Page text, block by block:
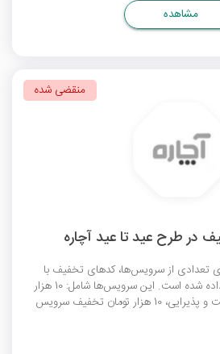
مشاهده
تعدادی از سرویس‌ها، کدهای تخفیف با
مقدار تخفیف مختلف قرار داده شده است. این سرویس‌‌ها شامل: 10 هزار
تومان تخفیف سرویس نظافت و پذیرایی، 10 هزار تومان تخفیف سرویس
منقضی شده